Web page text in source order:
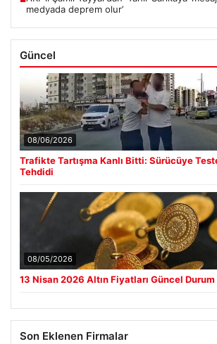
medyada deprem olur’
Güncel
08/06/2026
Trafikte Tartışma Kanlı Bitti: Sürücüye
Tehdidi
08/05/2026
13 Nisan 2026 Altın Fiyatları Güncel
Son Eklenen Firmalar